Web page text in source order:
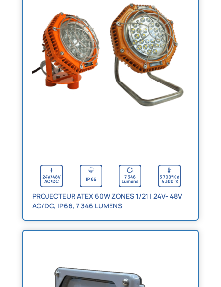
PROJECTEUR ATEX 60W ZONES 1/21 | 24V- 48V
AC/DC, IP66, 7 346 LUMENS